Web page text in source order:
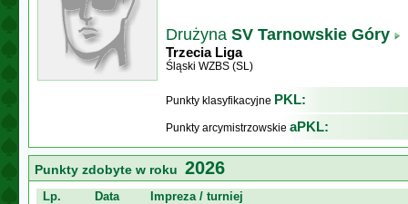
Drużyna SV Tarnowskie Góry
Trzecia Liga
Śląski WZBS (SL)
Punkty klasyfikacyjne PKL:
Punkty arcymistrzowskie aPKL:
Punkty zdobyte w roku 2026
Lp. Data
Impreza / turniej